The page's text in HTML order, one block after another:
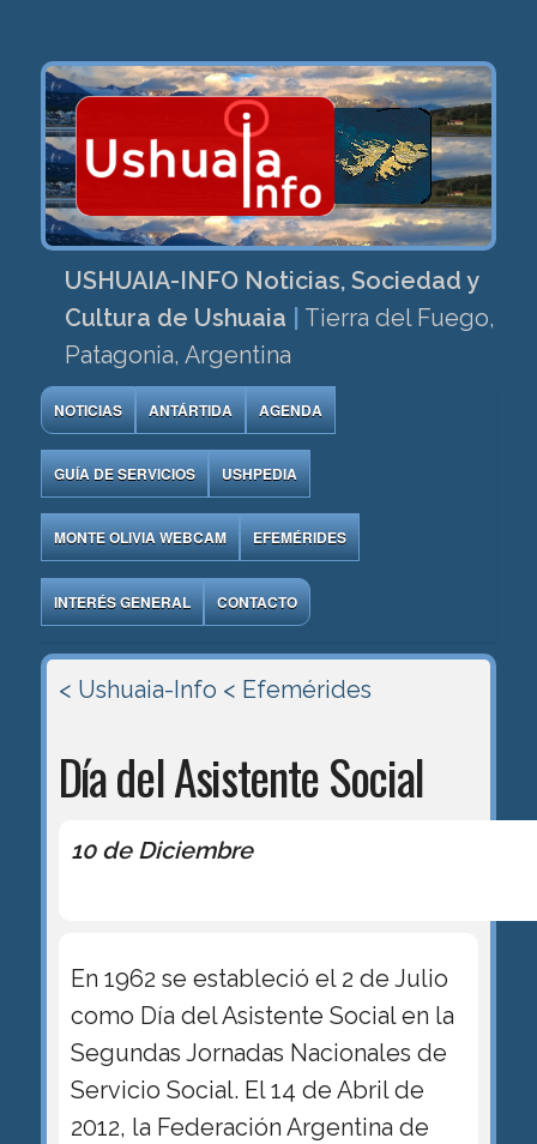
USHUAIA-INFO Noticias, Sociedad y
Cultura de Ushuaia
Tierra del Fuego,
Patagonia, Argentina
NOTICIAS ANTÁRTIDA AGENDA
GUÍA DE SERVICIOS USHPEDIA
MONTE OLIVIA WEBCAM EFEMÉRIDES
INTERÉS GENERAL CONTACTO
< Ushuaia-Info < Efemérides
Día del Asistente Social
10 de Diciembre
En 1962 se estableció el 2 de Julio
como Día del Asistente Social en la
Segundas Jornadas Nacionales de
Servicio Social. El 14 de Abril de
2012, la Federación Argentina de